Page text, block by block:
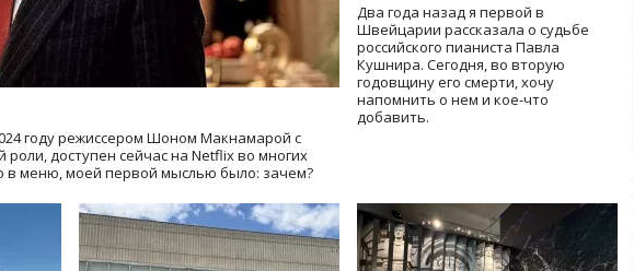
годурежиссером Шоном Макнамарой с
доступен сейчас на Netflix во многих
в меню, моей первой мыслью было: зачем?
Два года назад я первой в
Швейцарии рассказала о судьбе
российского пианиста Павла
Кушнира. Сегодня, во вторую
годовщину его смерти, хочу
напомнить о нем и кое-что
добавить.